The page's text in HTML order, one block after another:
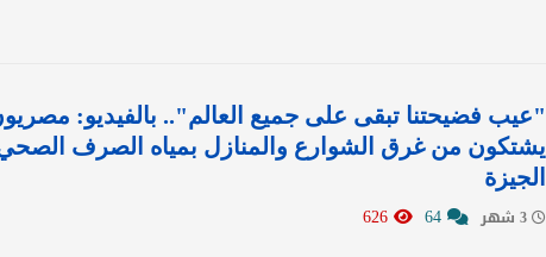
"عيب فضيحتنا تبقى على جميع العالم".. بالفيديو:
يشتكون من غرق الشوارع والمنازل بمياه الصرف
الجيزة